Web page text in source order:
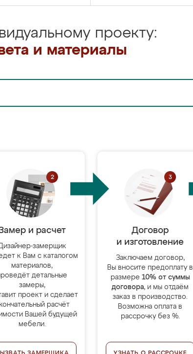
проекту:
и материалы
и расчет
замерщик
к Вам с каталогом
материалов,
детальные
замеры,
проект и сделает
расчёт
Вашей будущей
мебели.
Договор
и изготовление
Заключаем договор,
Вы вносите предоплату в
размере 10% от суммы
договора, и мы отдаём
заказ в производство.
Возможна оплата в
рассрочку без %.